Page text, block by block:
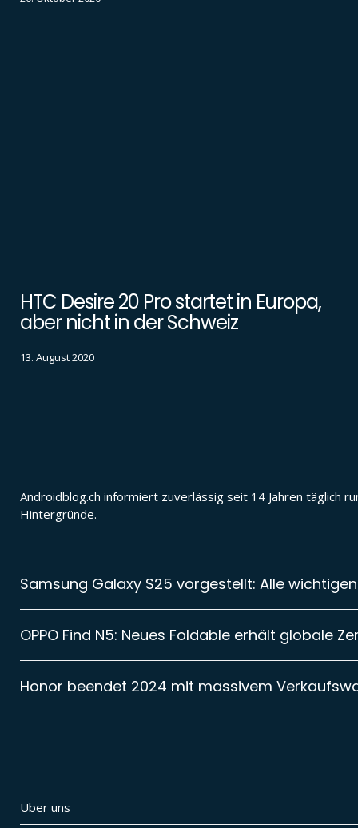
HTC Desire 20 Pro startet in Europa,
aber nicht in der Schweiz
13. August 2020
Androidblog.ch informiert zuverlässig seit 14 Jahren täglich
Hintergründe.
Samsung Galaxy S25 vorgestellt: Alle
OPPO Find N5: Neues Foldable erhält globale
Honor beendet 2024 mit massivem
Über uns